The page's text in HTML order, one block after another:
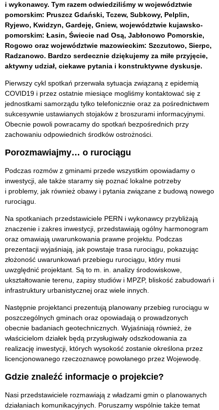
i wykonawcy. Tym razem odwiedziliśmy w województwie
pomorskim: Pruszcz Gdański, Tczew, Subkowy, Pelplin,
Ryjewo, Kwidzyn, Gardeję, Gniew, województwie kujawsko-
pomorskim: Łasin, Świecie nad Osą, Jabłonowo Pomorskie,
Rogowo oraz województwie mazowieckim: Szczutowo, Sierpc,
Radzanowo. Bardzo serdecznie dziękujemy za miłe przyjęcie,
aktywny udział, ciekawe pytania i konstruktywne dyskusje.
Pierwszy cykl spotkań przerwała sytuacja związaną z epidemią
COVID19 i przez ostatnie miesiące mogliśmy kontaktować się z
jednostkami samorządu tylko telefonicznie oraz za pośrednictwem
sukcesywnie ustawianych stojaków z broszurami informacyjnymi.
Obecnie powoli powracamy do spotkań bezpośrednich przy
zachowaniu odpowiednich środków ostrożności.
Porozmawiajmy… o rurociągu
Podczas rozmów z gminami przede wszystkim opowiadamy o
inwestycji, ale także staramy się poznać lokalne potrzeby
i problemy, jak również obawy i pytania związane z budową nowego
rurociągu.
Na spotkaniach przedstawiciele PERN i wykonawcy przybliżają
znaczenie i zakres inwestycji, przedstawiają ogólny harmonogram
oraz omawiają uwarunkowania prawne projektu. Podczas
prezentacji wyjaśniają, jak powstaje trasa rurociągu, pokazując
złożoność uwarunkowań przebiegu rurociągu, który musi
uwzględnić projektant. Są to m. in. analizy środowiskowe,
ukształtowanie terenu, zapisy studiów i MPZP, bliskość zabudowań i
infrastruktury urbanistycznej oraz wiele innych.
Następnie projektanci prezentują planowany przebieg rurociągu w
poszczególnych gminach oraz opowiadają o prowadzonych
obecnie badaniach geotechnicznych. Wyjaśniają również, że
właścicielom działek będą przysługiwały odszkodowania za
realizację inwestycji, których wysokość zostanie określona przez
licencjonowanego rzeczoznawcę powołanego przez Wojewodę.
Gdzie znaleźć informacje o projekcie?
Nasi przedstawiciele rozmawiają z władzami gmin o planowanych
działaniach komunikacyjnych. Poruszamy wspólnie także temat